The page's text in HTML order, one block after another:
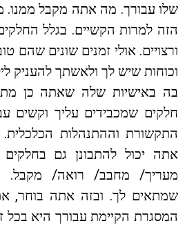
שלו עבורך. מה אתה מקבל ממנו.
הזה למרות הקשיים. בגלל
ורצויים. אולי זמנים שונים שהם
וכוחות שיש לך ולאשתך להעניק
בה באישיות שלה שאתה כן
חלקים שמכבידים עליך וקשים
התקשורת וההתנהלות
אתה יכול להתבונן גם
מעריך/ מחבב/ רואה/
שמתאים לך. ובזה אתה בוחר,
המסגרת הקיימת עבורך היא בכל